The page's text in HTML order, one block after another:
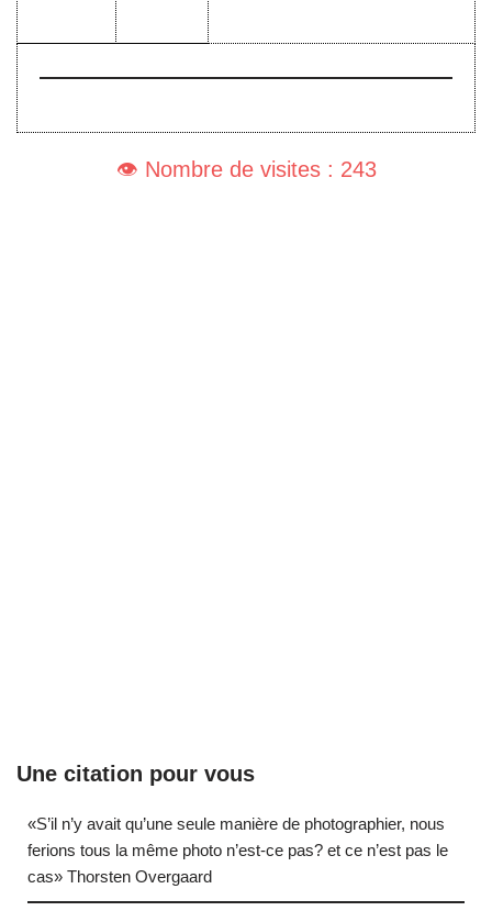
👁️ Nombre de visites : 243
Une citation pour vous
«S’il n’y avait qu’une seule manière de photographier, nous
ferions tous la même photo n’est-ce pas? et ce n’est pas le
cas» Thorsten Overgaard